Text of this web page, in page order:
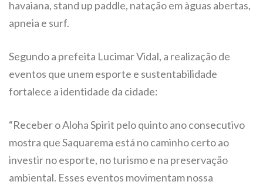
havaiana, stand up paddle, natação em àguas abertas,
apneia e surf.
Segundo a prefeita Lucimar Vidal, a realização de
eventos que unem esporte e sustentabilidade
fortalece a identidade da cidade:
“Receber o Aloha Spirit pelo quinto ano consecutivo
mostra que Saquarema está no caminho certo ao
investir no esporte, no turismo e na preservação
ambiental. Esses eventos movimentam nossa